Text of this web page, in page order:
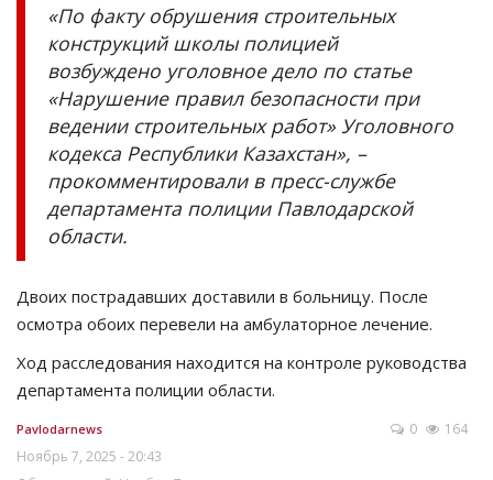
«По факту обрушения строительных
конструкций школы полицией
возбуждено уголовное дело по статье
«Нарушение правил безопасности при
ведении строительных работ» Уголовного
кодекса Республики Казахстан», –
прокомментировали в пресс-службе
департамента полиции Павлодарской
области.
Двоих пострадавших доставили в больницу. После
осмотра обоих перевели на амбулаторное лечение.
Ход расследования находится на контроле руководства
департамента полиции области.
Pavlodarnews
Ноябрь 7, 2025 - 20:43
0 164